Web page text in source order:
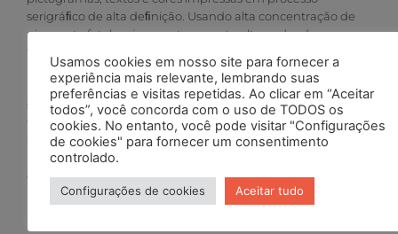
serigráﬁco de alta deﬁnição. Usando alta concentração de
pigmento fotoluminescente garante alto poder de
fotoluminescência que chegam a ultrapassar o dobro de
brilho (mcd/m²) exigidos. O PVC é um material que não
propaga chama devido a liberação de ácido clorídrico em
sua queima, tornando sua chama auto-extinguível,
também possui uma expectativa de durabilidade de 10
anos em ambientes internos protegidos da ação da
radiação ultra violeta e outras condições agressivas, 5 anos
em ambientes externos.
Usamos cookies em nosso site para fornecer a
experiência mais relevante, lembrando suas
preferências e visitas repetidas. Ao clicar em “Aceitar
todos”, você concorda com o uso de TODOS os
cookies. No entanto, você pode visitar "Configurações
de cookies" para fornecer um consentimento
controlado.
Configurações de cookies Aceitar tudo